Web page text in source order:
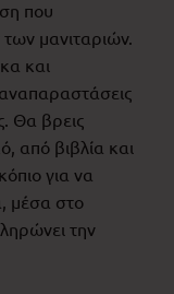
που
μανιταριών.
και
Θα βρεις
από βιβλία και
για να
μέσα στο
την